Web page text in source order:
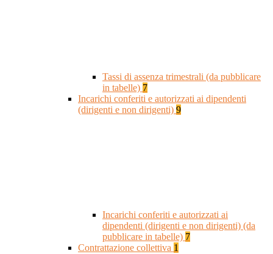
Tassi di assenza trimestrali (da pubblicare
in tabelle) 7
Incarichi conferiti e autorizzati ai dipendenti
(dirigenti e non dirigenti) 9
Incarichi conferiti e autorizzati ai
dipendenti (dirigenti e non dirigenti) (da
pubblicare in tabelle) 7
Contrattazione collettiva 1